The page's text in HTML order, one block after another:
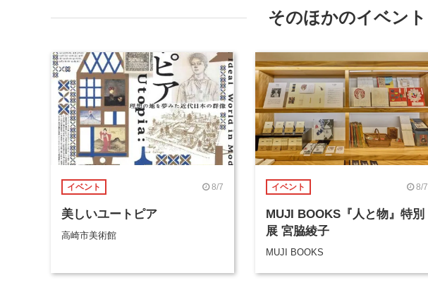
そのほかのイベント
イベント 8/7
美しいユートピア
高崎市美術館
イベント 8/7
MUJI BOOKS『人と物』特別
展 宮脇綾子
MUJI BOOKS